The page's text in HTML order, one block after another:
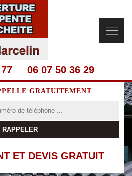
06 07 50 36 29
GRATUITEMENT
ET DEVIS GRATUIT